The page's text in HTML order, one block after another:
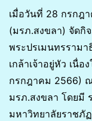
เมื่อวันที่ 28 กรกฎ
(มรภ.สงขลา) จัดกิ
พระปรเมนทรราม
เกล้าเจ้าอยู่หัว เนื่
กรกฎาคม 2566)
มรภ.สงขลา โดยมี
มหาวิทยาลัยราชภั